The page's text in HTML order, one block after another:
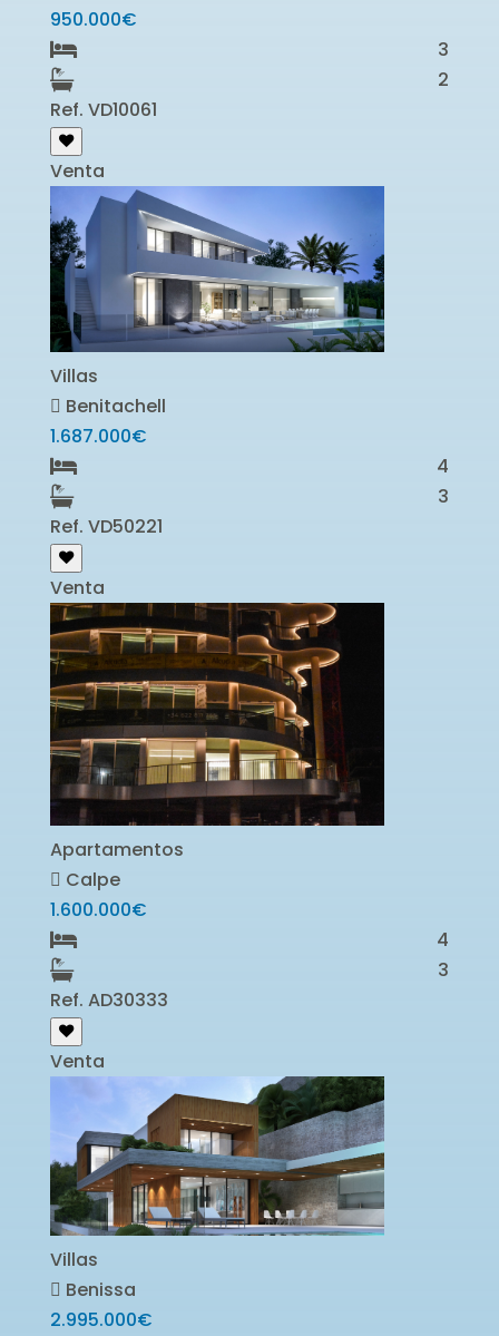
950.000€
3
2
Ref. VD10061
Venta
Villas
Benitachell
1.687.000€
4
3
Ref. VD50221
Venta
Apartamentos
Calpe
1.600.000€
4
3
Ref. AD30333
Venta
Villas
Benissa
2.995.000€